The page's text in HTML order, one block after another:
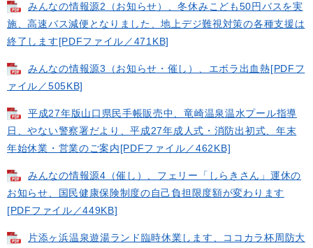
みんなの情報源2（お知らせ）、冬休みこども50円バスを実
施、高速バス減便となりました、地上デジ難視対策の各種支援は
終了します[PDFファイル／471KB]
みんなの情報源3（お知らせ・催し）、エボラ出血熱[PDFフ
ァイル／505KB]
平成27年版山口県民手帳販売中、竜崎温泉温水プール指導
日、やない警察署だより、平成27年成人式・消防出初式、年末
年始休業・営業のご案内[PDFファイル／462KB]
みんなの情報源4（催し）、フェリー「しらきさん」運休の
お知らせ、国民健康保険制度の自己負担限度額が変わります
[PDFファイル／449KB]
片添ヶ浜温泉遊湯ランド臨時休業します、ココカラ杯周防大